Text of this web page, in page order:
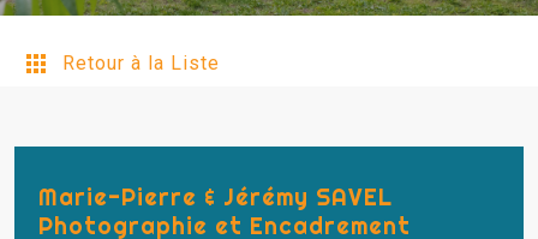
Retour à la Liste
Marie-Pierre & Jérémy SAVEL
Photographie et Encadrement